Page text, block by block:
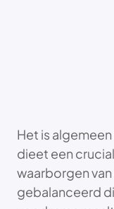
Het is
dieet een
waarborgen
gebalanceerd